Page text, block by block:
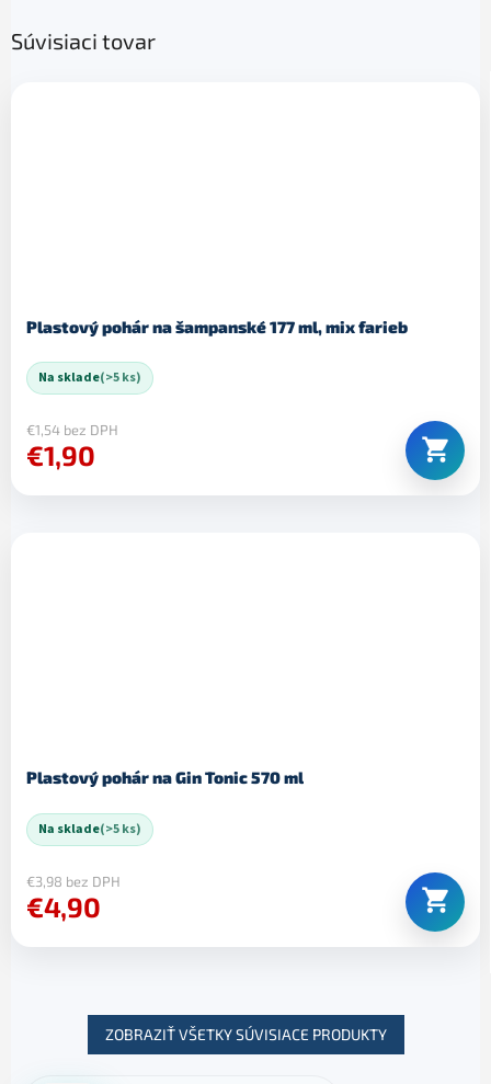
Súvisiaci tovar
Plastový pohár na šampanské 177 ml, mix farieb
Na sklade(>5 ks)
€1,54 bez DPH
€1,90
Plastový pohár na Gin Tonic 570 ml
Na sklade(>5 ks)
€3,98 bez DPH
€4,90
ZOBRAZIŤ VŠETKY SÚVISIACE PRODUKTY